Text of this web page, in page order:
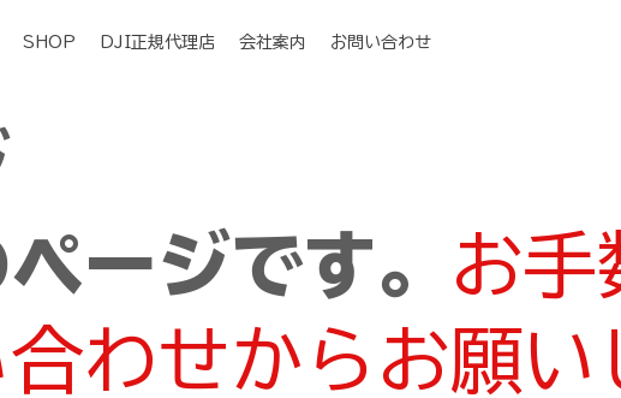
SHOP DJI正規代理店 会社案内 お問い合わせ
ージです。 お手
わせからお願い